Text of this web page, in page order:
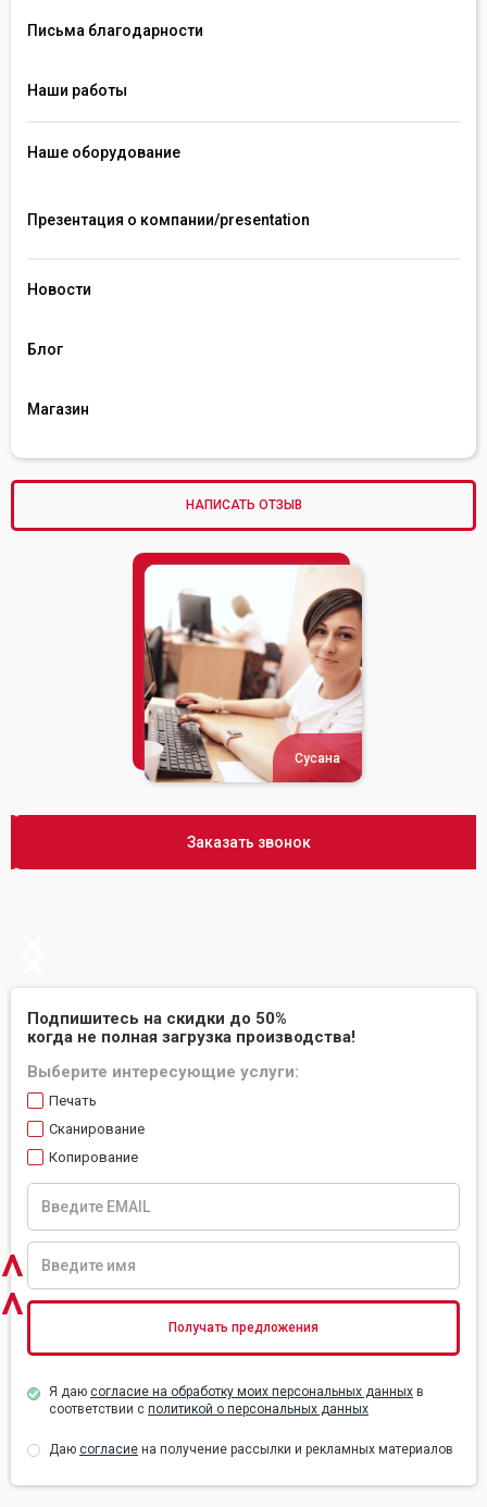
Письма благодарности
Наши работы
Наше оборудование
Презентация о компании/presentation
Новости
Блог
Магазин
НАПИСАТЬ ОТЗЫВ
Сусана
Заказать звонок
Подпишитесь на скидки до 50%
когда не полная загрузка производства!
Выберите интересующие услуги:
Печать
Сканирование
Копирование
Я даю согласие на обработку моих персональных данных в
соответствии с политикой о персональных данных
Даю согласие на получение рассылки и рекламных материалов
^
^